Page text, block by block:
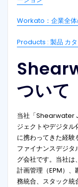
Workato：企業全体
Products : 製品 カ
ついて
当社「Shearwater
ジェクトやデジタ
に携わってきた経
ファイナンスデジ
グ会社です。当社は
計画管理（EPM）
務統合、スタック統